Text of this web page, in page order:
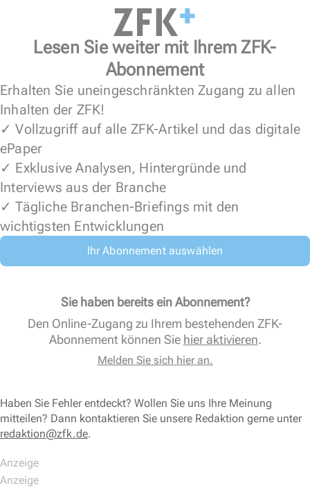
Lesen Sie weiter mit Ihrem ZFK-
Abonnement
Erhalten Sie uneingeschränkten Zugang zu allen
Inhalten der ZFK!
✓ Vollzugriff auf alle ZFK-Artikel und das digitale
ePaper
✓ Exklusive Analysen, Hintergründe und
Interviews aus der Branche
✓ Tägliche Branchen-Briefings mit den
wichtigsten Entwicklungen
Ihr Abonnement auswählen
Sie haben bereits ein Abonnement?
Den Online-Zugang zu Ihrem bestehenden ZFK-
Abonnement können Sie hier aktivieren.
Melden Sie sich hier an.
Haben Sie Fehler entdeckt? Wollen Sie uns Ihre Meinung
mitteilen? Dann kontaktieren Sie unsere Redaktion gerne unter
redaktion@zfk.de.